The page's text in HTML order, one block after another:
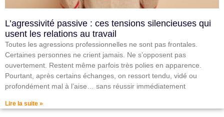
L’agressivité passive : ces tensions silencieuses qui
usent les relations au travail
Toutes les agressions professionnelles ne sont pas frontales.
Certaines personnes ne crient jamais. Ne s’opposent pas
ouvertement. Restent même parfois très polies en apparence.
Pourtant, après certains échanges, on ressort tendu, vidé ou
profondément mal à l’aise… sans réussir immédiatement
Lire la suite »